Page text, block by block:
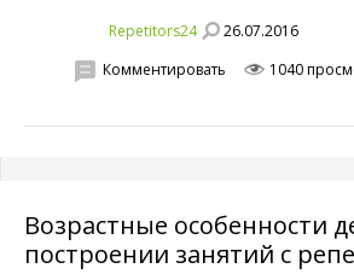
Repetitors24 26.07.2016
Комментировать 1040
Возрастные особенности
построении занятий с